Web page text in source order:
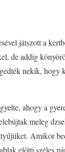
játszott a
de addig
nekik, hogy
ahogy a
meleg
Amikor
előtti széles